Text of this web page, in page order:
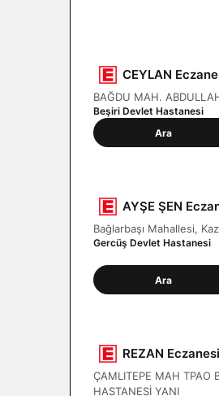
CEYLAN
BAĞDU MAH.
Beşiri Devlet Hastanesi
Ara
AYŞE ŞEN
Bağlarbaşı Mahallesi,
Gercüş Devlet Hastanesi
Ara
REZAN Eczanesi
ÇAMLITEPE MAH TPAO
HASTANESİ YANI